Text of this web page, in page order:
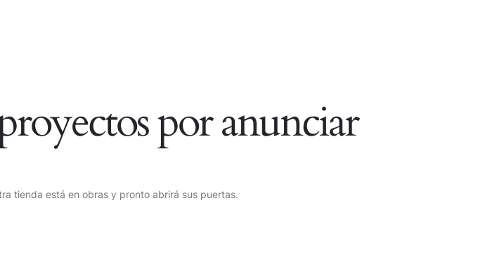
por anunciar
tienda está en obras y pronto abrirá sus puertas.